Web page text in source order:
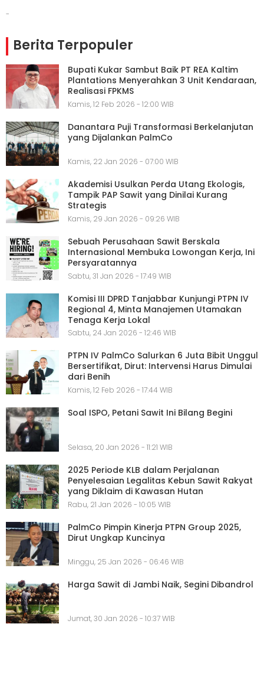
-
Berita Terpopuler
Bupati Kukar Sambut Baik PT REA Kaltim
Plantations Menyerahkan 3 Unit Kendaraan,
Realisasi FPKMS
Kamis, 12 Feb 2026 - 12:00 WIB
Danantara Puji Transformasi Berkelanjutan
yang Dijalankan PalmCo
Kamis, 22 Jan 2026 - 07:00 WIB
Akademisi Usulkan Perda Utang Ekologis,
Tampik PAP Sawit yang Dinilai Kurang
Strategis
Kamis, 29 Jan 2026 - 09:26 WIB
Sebuah Perusahaan Sawit Berskala
Internasional Membuka Lowongan Kerja, Ini
Persyaratannya
Sabtu, 31 Jan 2026 - 17:49 WIB
Komisi III DPRD Tanjabbar Kunjungi PTPN IV
Regional 4, Minta Manajemen Utamakan
Tenaga Kerja Lokal
Sabtu, 24 Jan 2026 - 12:46 WIB
PTPN IV PalmCo Salurkan 6 Juta Bibit Unggul
Bersertifikat, Dirut: Intervensi Harus Dimulai
dari Benih
Kamis, 12 Feb 2026 - 17:44 WIB
Soal ISPO, Petani Sawit Ini Bilang Begini
Selasa, 20 Jan 2026 - 11:21 WIB
2025 Periode KLB dalam Perjalanan
Penyelesaian Legalitas Kebun Sawit Rakyat
yang Diklaim di Kawasan Hutan
Rabu, 21 Jan 2026 - 10:05 WIB
PalmCo Pimpin Kinerja PTPN Group 2025,
Dirut Ungkap Kuncinya
Minggu, 25 Jan 2026 - 06:46 WIB
Harga Sawit di Jambi Naik, Segini Dibandrol
Jumat, 30 Jan 2026 - 10:37 WIB